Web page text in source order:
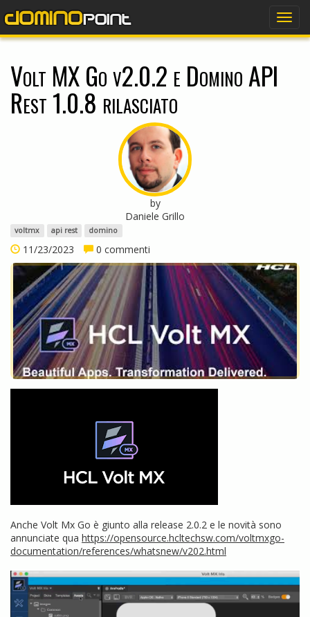
Volt MX Go v2.0.2 e Domino API
Rest 1.0.8 rilasciato
by
Daniele Grillo
voltmx api rest domino
11/23/2023 0 commenti
Anche Volt Mx Go è giunto alla release 2.0.2 e le novità sono
annunciate qua https://opensource.hcltechsw.com/voltmxgo-
documentation/references/whatsnew/v202.html